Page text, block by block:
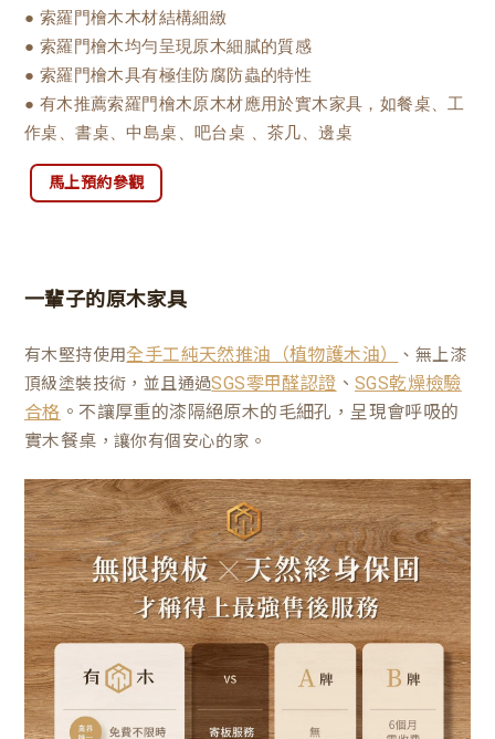
● 索羅門檜木木材結構細緻
● 索羅門檜木均勻呈現原木細膩的質感
● 索羅門檜木具有極佳防腐防蟲的特性
● 有木推薦索羅門檜木原木材應用於實木家具，如餐桌、工
作桌、書桌、中島桌、吧台桌 、茶几、邊桌
馬上預約參觀
一輩子的原木家具
有木堅持使用全手工純天然推油（植物護木油）
、無上漆
頂級塗裝技術，並且通過SGS零甲醛認證 、SGS乾燥檢驗
合格 。不讓厚重的漆隔絕原木的毛細孔，呈現會呼吸的
實木餐桌 ，讓你有個安心的家。